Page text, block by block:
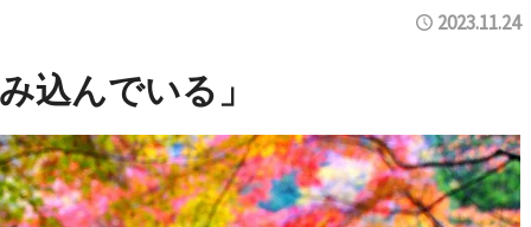
2023.11.24
込んでいる」